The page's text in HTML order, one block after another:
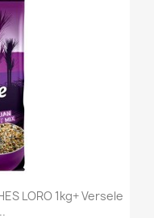
LORO 1kg+ Versele